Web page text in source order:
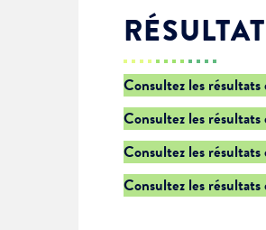
Solidarité
Annuaires & carte
Je suis senior
Je suis étudiant
Location de salles
Urbanisme
Consultez les
Consultez les
Consultez les
Consultez les